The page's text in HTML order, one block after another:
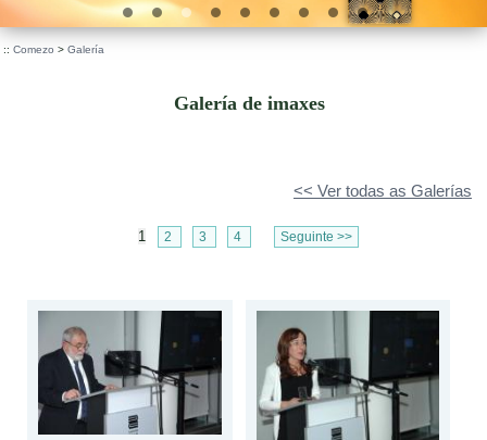
:: Comezo > Galería
Galería de imaxes
<< Ver todas as Galerías
1 2 3 4 Seguinte >>